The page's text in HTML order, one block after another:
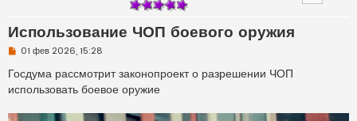
Использование ЧОП боевого оружия
Н
п
р
о
и
01 фев 2026, 15:28
Госдума рассмотрит законопроект о разрешении ЧОП
использовать боевое оружие